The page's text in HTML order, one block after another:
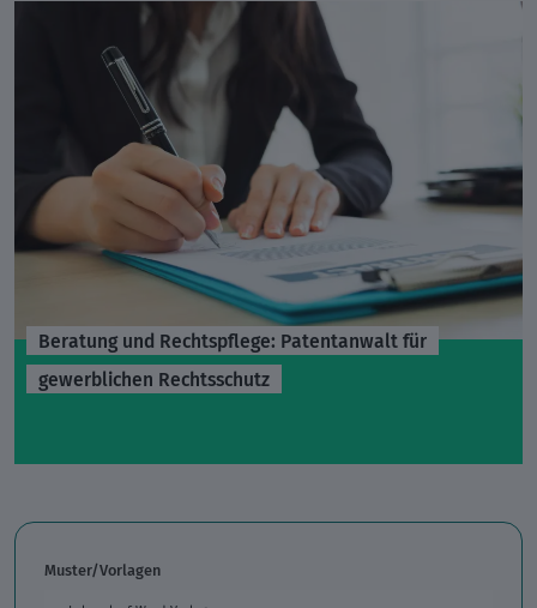
Beratung und Rechtspflege: Patentanwalt für
gewerblichen Rechtsschutz
Muster/Vorlagen